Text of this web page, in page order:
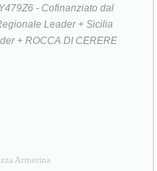
- Cofinanziato dal
Leader + Sicilia
+ ROCCA DI CERERE
Armerina